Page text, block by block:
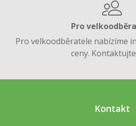
Pro
Pro velkoodběratele nabízíme
ceny.
Kontakt